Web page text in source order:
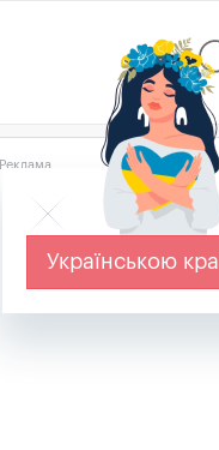
Реклама
Українською